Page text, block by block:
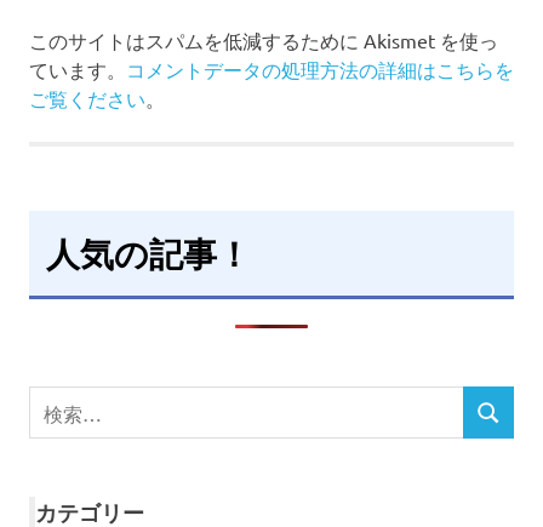
このサイトはスパムを低減するために Akismet を使っ
ています。 コメントデータの処理方法の詳細はこちらを
ご覧ください。
人気の記事！
検
索
検
カテゴリー